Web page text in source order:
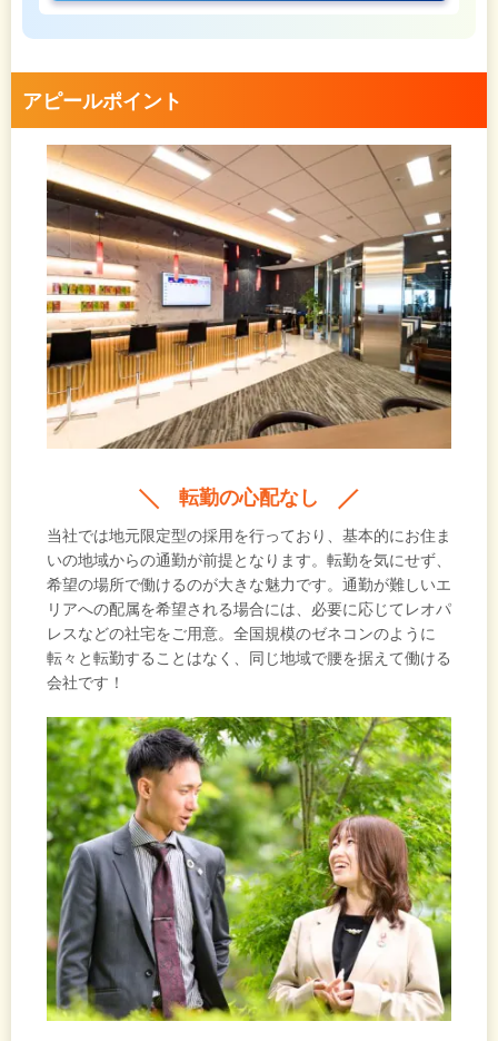
を探していた際にたまたまスカウトメールをいただ
き、「これだ！」と感じて転職を決意しました。こ
る可能性を強く感じたのが理由です。
アピールポイント
転勤の心配なし
当社では地元限定型の採用を行っており、基本的にお住ま
いの地域からの通勤が前提となります。転勤を気にせず、
希望の場所で働けるのが大きな魅力です。通勤が難しいエ
リアへの配属を希望される場合には、必要に応じてレオパ
レスなどの社宅をご用意。全国規模のゼネコンのように
転々と転勤することはなく、同じ地域で腰を据えて働ける
会社です！